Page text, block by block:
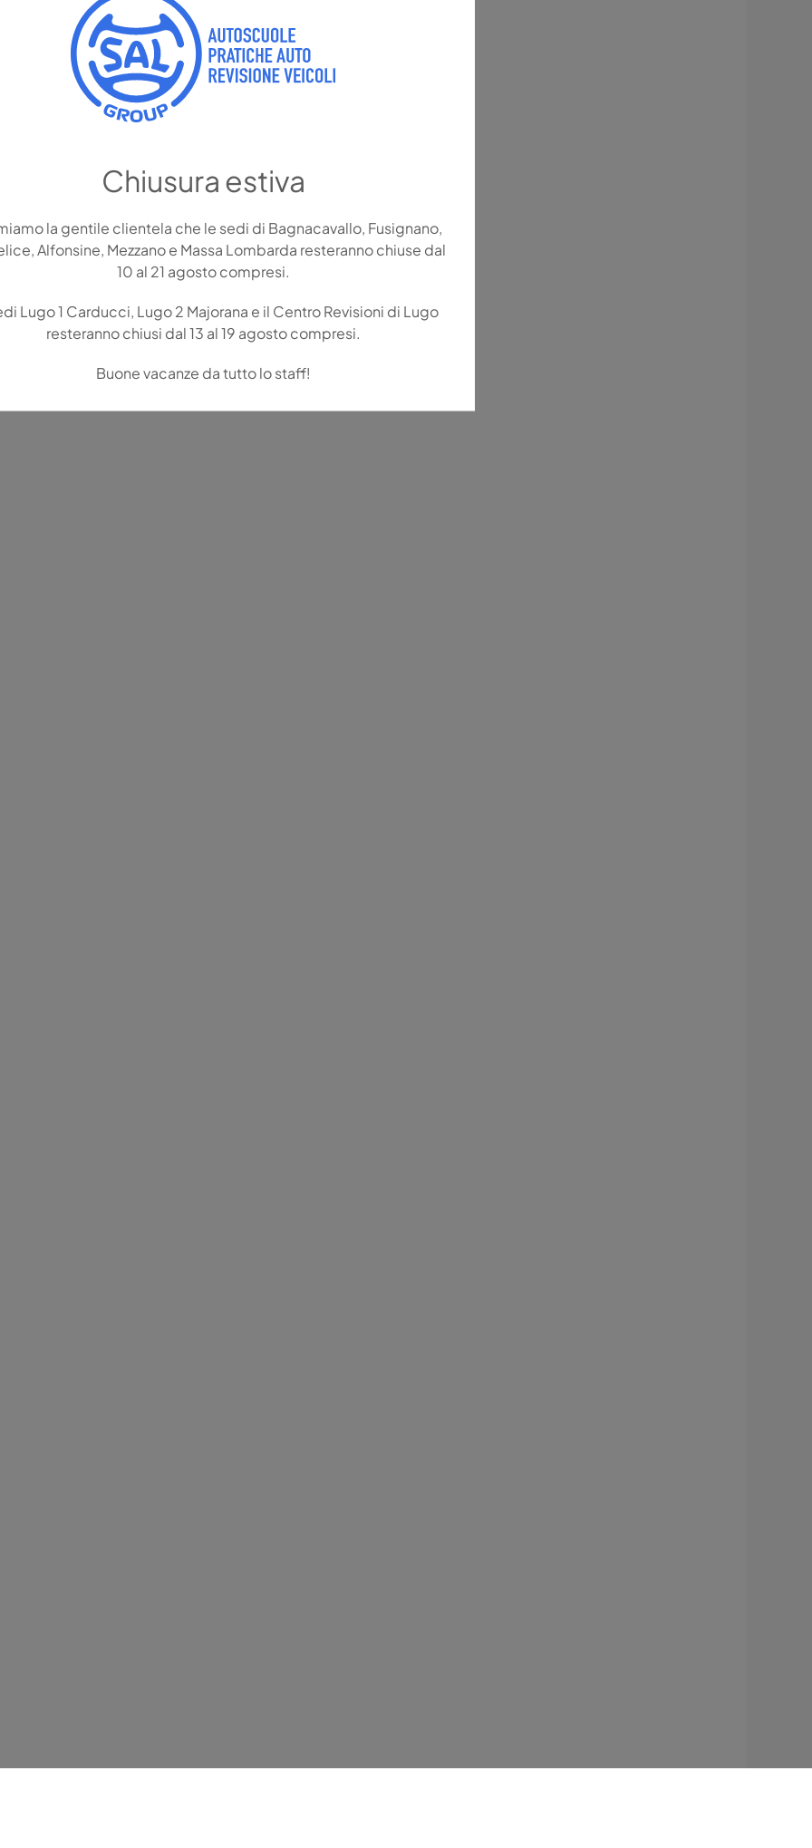
Chiusura estiva
la gentile clientela che le sedi di Bagnacavallo, Fusignano,
Alfonsine, Mezzano e Massa Lombarda resteranno chiuse dal
10 al 21 agosto compresi.
Lugo 1 Carducci, Lugo 2 Majorana e il Centro Revisioni di Lugo
resteranno chiusi dal 13 al 19 agosto compresi.
Buone vacanze da tutto lo staff!